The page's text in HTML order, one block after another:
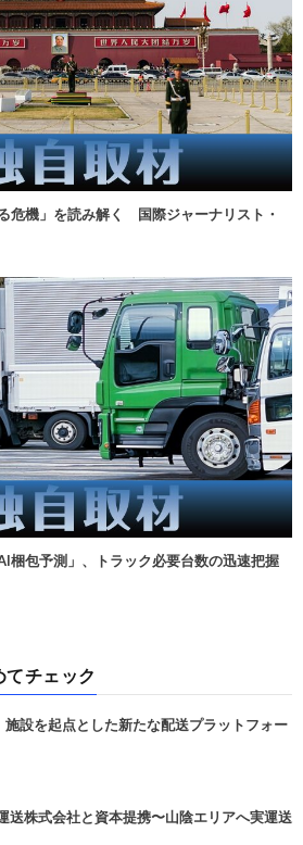
危機」を読み解く 国際ジャーナリスト・
梱包予測」、トラック必要台数の迅速把握
てチェック
設を起点とした新たな配送プラットフォー
株式会社と資本提携〜山陰エリアへ実運送